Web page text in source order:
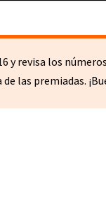
revisa los
las premiadas.